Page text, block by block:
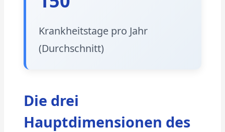
Krankheitstage pro Jahr
(Durchschnitt)
Die drei
Hauptdimensionen des